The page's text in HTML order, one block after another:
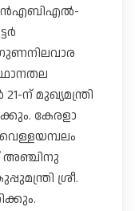
ന് മുഖ്യമന്ത്രി
കേരളാ
അഞ്ചിനു
ശ്രീ.